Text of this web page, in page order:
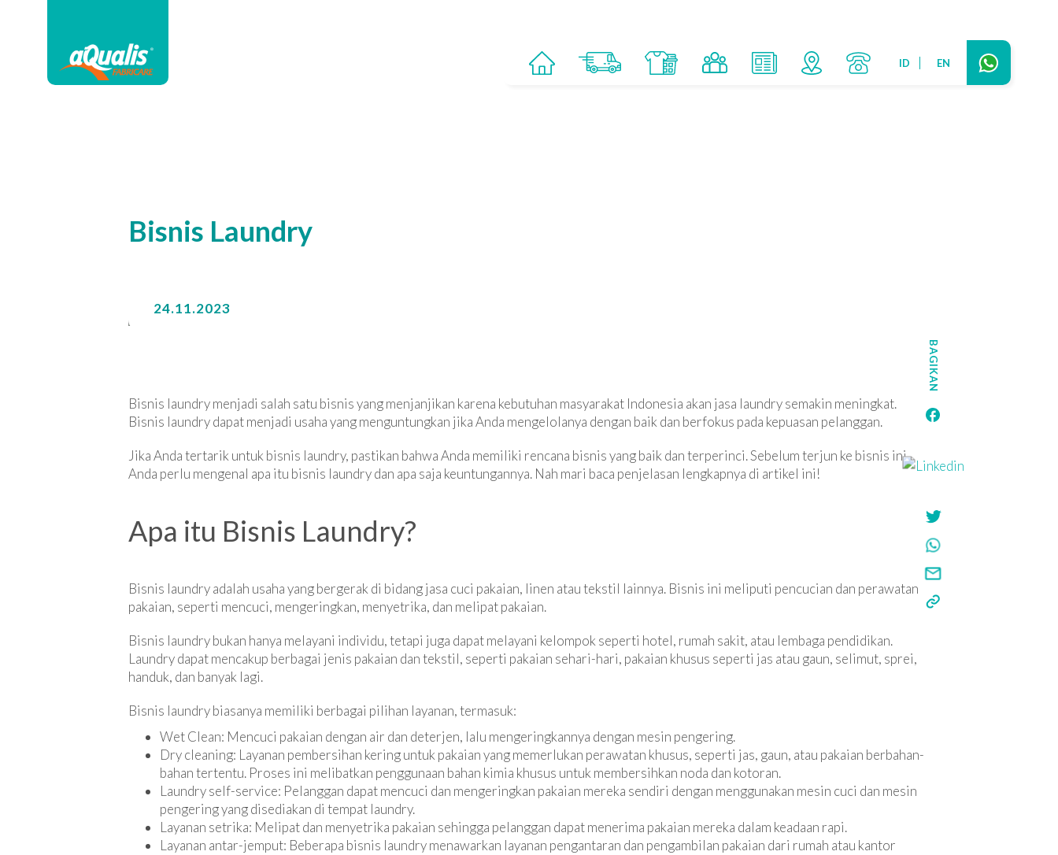
ID EN
Bisnis Laundry
24.11.2023
Bisnis laundry menjadi salah satu bisnis yang menjanjikan karena kebutuhan masyarakat Indonesia akan jasa laundry semakin meningkat.
Bisnis laundry dapat menjadi usaha yang menguntungkan jika Anda mengelolanya dengan baik dan berfokus pada kepuasan pelanggan.
Jika Anda tertarik untuk bisnis laundry, pastikan bahwa Anda memiliki rencana bisnis yang baik dan terperinci. Sebelum terjun ke bisnis ini,
Anda perlu mengenal apa itu bisnis laundry dan apa saja keuntungannya. Nah mari baca penjelasan lengkapnya di artikel ini!
Apa itu Bisnis Laundry?
Bisnis laundry adalah usaha yang bergerak di bidang jasa cuci pakaian, linen atau tekstil lainnya. Bisnis ini meliputi pencucian dan perawatan
pakaian, seperti mencuci, mengeringkan, menyetrika, dan melipat pakaian.
Bisnis laundry bukan hanya melayani individu, tetapi juga dapat melayani kelompok seperti hotel, rumah sakit, atau lembaga pendidikan.
Laundry dapat mencakup berbagai jenis pakaian dan tekstil, seperti pakaian sehari-hari, pakaian khusus seperti jas atau gaun, selimut, sprei,
handuk, dan banyak lagi.
Bisnis laundry biasanya memiliki berbagai pilihan layanan, termasuk:
Wet Clean: Mencuci pakaian dengan air dan deterjen, lalu mengeringkannya dengan mesin pengering.
Dry cleaning: Layanan pembersihan kering untuk pakaian yang memerlukan perawatan khusus, seperti jas, gaun, atau pakaian berbahan-
bahan tertentu. Proses ini melibatkan penggunaan bahan kimia khusus untuk membersihkan noda dan kotoran.
Laundry self-service: Pelanggan dapat mencuci dan mengeringkan pakaian mereka sendiri dengan menggunakan mesin cuci dan mesin
pengering yang disediakan di tempat laundry.
Layanan setrika: Melipat dan menyetrika pakaian sehingga pelanggan dapat menerima pakaian mereka dalam keadaan rapi.
Layanan antar-jemput: Beberapa bisnis laundry menawarkan layanan pengantaran dan pengambilan pakaian dari rumah atau kantor
BAGIKAN